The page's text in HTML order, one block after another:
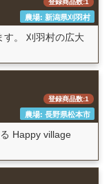
登録商品数:1
農場: 新潟県刈羽村
す。 刈羽村の広大
登録商品数:1
農場: 長野県松本市
Happy village